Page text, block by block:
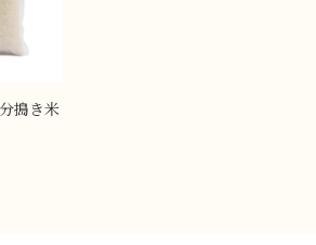
搗き米